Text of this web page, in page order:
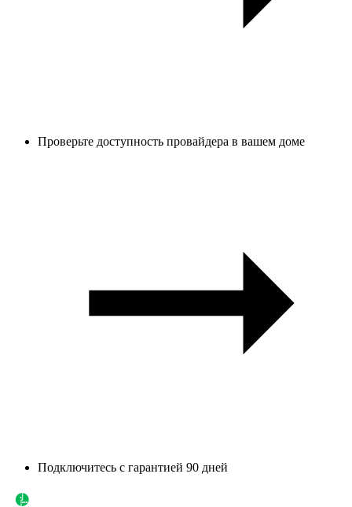
Проверьте доступность провайдера в вашем доме
Подключитесь с гарантией 90 дней